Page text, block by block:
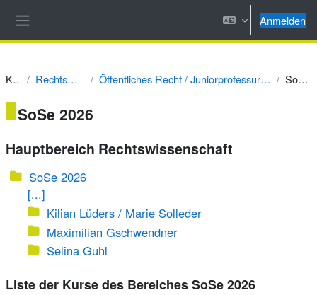
Anmelden
Kurse Rechtswissenschaft Öffentliches Recht / Juniorprofessur Prof. Dr. Alexander Tischbirek SoSe 2026
SoSe 2026
Hauptbereich Rechtswissenschaft
SoSe 2026
[...]
Kilian Lüders / Marie Solleder
Maximilian Gschwendner
Selina Guhl
Liste der Kurse des Bereiches SoSe 2026